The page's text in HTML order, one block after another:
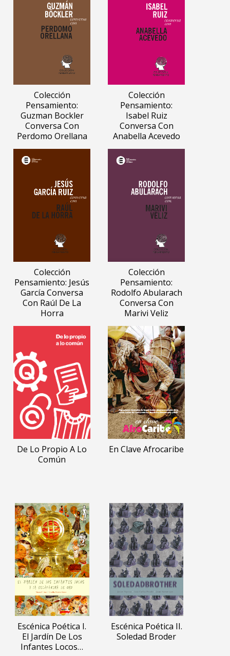
Colección
Pensamiento:
Guzman Bockler
Conversa Con
Perdomo Orellana
Colección
Pensamiento:
Isabel Ruiz
Conversa Con
Anabella Acevedo
Colección
Pensamiento: Jesús
García Conversa
Con Raúl De La
Horra
Colección
Pensamiento:
Rodolfo Abularach
Conversa Con
Marivi Veliz
De Lo Propio A Lo
Común
En Clave Afrocaribe
Escénica Poética I.
El Jardín De Los
Infantes Locos…
Escénica Poética II.
Soledad Broder